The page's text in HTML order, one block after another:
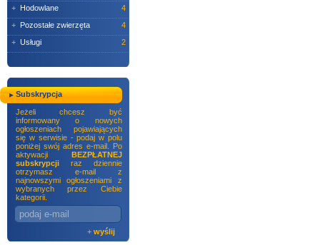
+ Hodowlane
4
+ Pozostałe zwierzęta
4
+ Usługi 2
Subskrypcja
Jeżeli chcesz być
informowany o nowych
ogłoszeniach pojawiających
się w serwisie - podaj w polu
poniżej swój adres e-mail. Po
aktywacji BEZPŁATNEJ
subskrypcji raz dziennie
otrzymasz e-mail z
najnowszymi ogłoszeniami z
wybranych przez Ciebie
kategorii.
+ wyślij